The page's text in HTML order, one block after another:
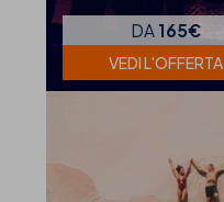
DA 165€
VEDI L'OFFERTA